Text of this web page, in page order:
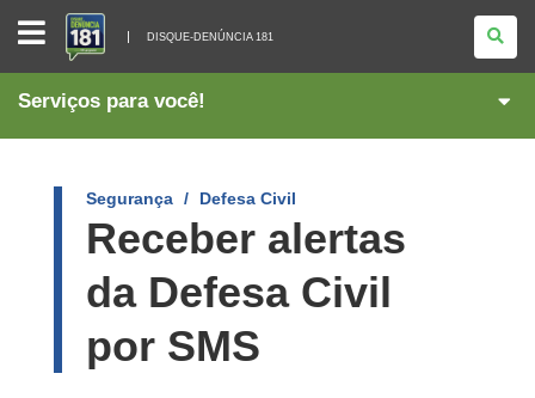
DISQUE-
DENÚNCIA
181
DISQUE-DENÚNCIA 181
Serviços para você!
Segurança Defesa Civil
Receber alertas
da Defesa Civil
por SMS